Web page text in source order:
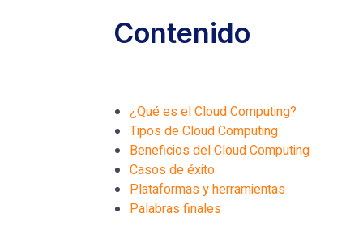
Contenido
¿Qué es el Cloud Computing?
Tipos de Cloud Computing
Beneficios del Cloud Computing
Casos de éxito
Plataformas y herramientas
Palabras finales